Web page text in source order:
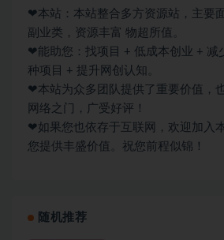
❤本站：本站整合多方资源站，主要
副业类，资源丰富 物超所值。
❤能助您：找项目 + 低成本创业 + 减
种项目 + 提升网创认知。
❤本站为众多团队提供了重要价值，
网络之门，广受好评！
❤如果您也依存于互联网，欢迎加入
您提供丰盛价值。祝您前程似锦！
随机推荐